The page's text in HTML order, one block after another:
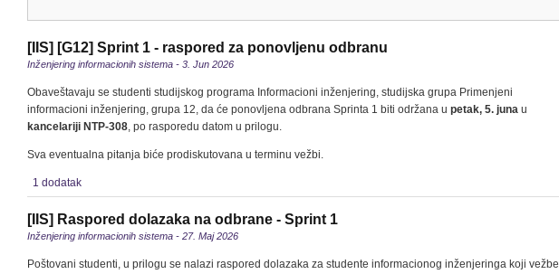
[IIS] [G12] Sprint 1 - raspored za ponovljenu odbranu
Inženjering informacionih sistema - 3. Jun 2026
Obaveštavaju se studenti studijskog programa Informacioni inženjering, studijska grupa Primenjeni
informacioni inženjering, grupa 12, da će ponovljena odbrana Sprinta 1 biti održana u petak, 5. juna u
kancelariji NTP-308, po rasporedu datom u prilogu.
Sva eventualna pitanja biće prodiskutovana u terminu vežbi.
1 dodatak
[IIS] Raspored dolazaka na odbrane - Sprint 1
Inženjering informacionih sistema - 27. Maj 2026
Poštovani studenti, u prilogu se nalazi raspored dolazaka za studente informacionog inženjeringa koji vežbe